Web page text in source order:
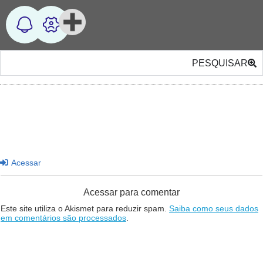
PESQUISAR
Acessar
Acessar para comentar
Este site utiliza o Akismet para reduzir spam. Saiba como seus dados
em comentários são processados